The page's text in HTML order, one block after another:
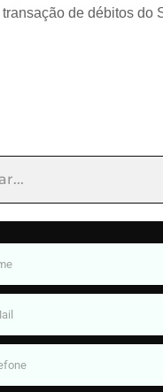
de débitos do